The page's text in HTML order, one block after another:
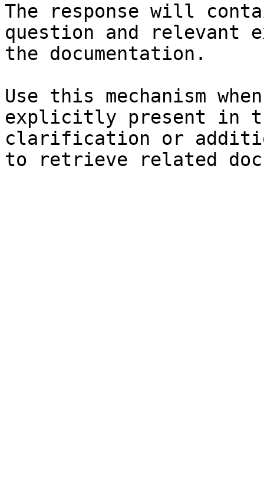
The response will
question and relevant
the documentation.
Use this mechanism
explicitly present in
clarification or